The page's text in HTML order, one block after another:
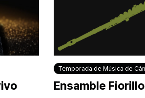
Temporada de Música de
Ensamble Fiorillo